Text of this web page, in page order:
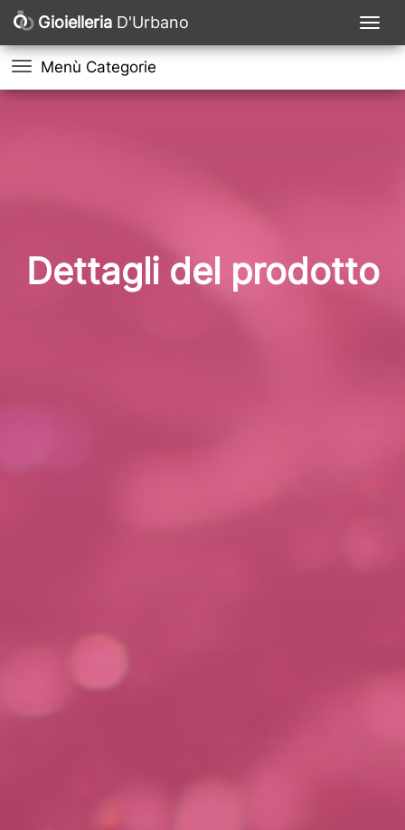
Gioielleria D'Urbano
Menù Categorie
Dettagli del prodotto